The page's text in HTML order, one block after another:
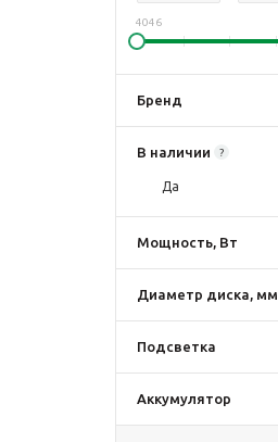
4046
Бренд
В наличии ?
Да
Мощность, Вт
Диаметр диска, мм
Подсветка
Аккумулятор